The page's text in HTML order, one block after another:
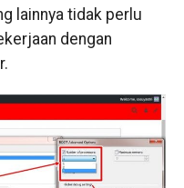
lainnya tidak perlu
dengan